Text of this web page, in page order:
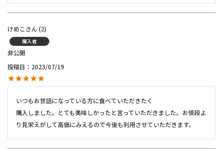
けめこ 2
購入者
非公開
投稿日
2023/07/19
いつもお世話になっている方に食べていただきたく
購入しました。とても美味しかったと言っていただきました。お値段よ
り見栄えがして高価にみえるので今後も利用させていただきます。